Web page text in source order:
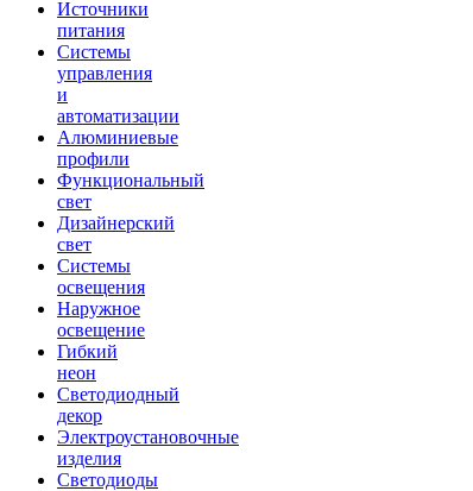
Источники
питания
Системы
управления
и
автоматизации
Алюминиевые
профили
Функциональный
свет
Дизайнерский
свет
Системы
освещения
Наружное
освещение
Гибкий
неон
Светодиодный
декор
Электроустановочные
изделия
Светодиоды